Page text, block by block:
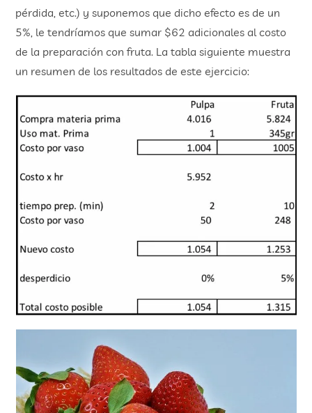
pérdida, etc.) y suponemos que dicho efecto es de un
5%, le tendríamos que sumar $62 adicionales al costo
de la preparación con fruta. La tabla siguiente muestra
un resumen de los resultados de este ejercicio: